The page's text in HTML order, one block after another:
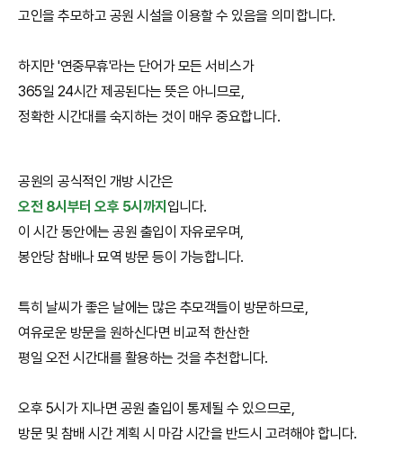
고인을 추모하고 공원 시설을 이용할 수 있음을 의미합니다.
하지만 '연중무휴'라는 단어가 모든 서비스가
365일 24시간 제공된다는 뜻은 아니므로,
정확한 시간대를 숙지하는 것이 매우 중요합니다.
공원의 공식적인 개방 시간은
오전 8시부터 오후 5시까지 입니다.
이 시간 동안에는 공원 출입이 자유로우며,
봉안당 참배나 묘역 방문 등이 가능합니다.
특히 날씨가 좋은 날에는 많은 추모객들이 방문하므로,
여유로운 방문을 원하신다면 비교적 한산한
평일 오전 시간대를 활용하는 것을 추천합니다.
오후 5시가 지나면 공원 출입이 통제될 수 있으므로,
방문 및 참배 시간 계획 시 마감 시간을 반드시 고려해야 합니다.